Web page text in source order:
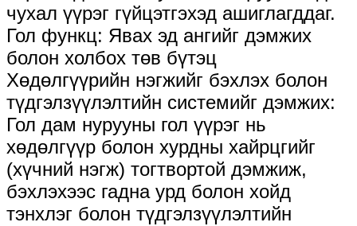
чухал үүрэг гүйцэтгэхэд ашиглагддаг.
Гол функц: Явах эд ангийг дэмжих
болон холбох төв бүтэц
Хөдөлгүүрийн нэгжийг бэхлэх болон
түдгэлзүүлэлтийн системийг дэмжих:
Гол дам нурууны гол үүрэг нь
хөдөлгүүр болон хурдны хайрцгийг
(хүчний нэгж) тогтвортой дэмжиж,
бэхлэхээс гадна урд болон хойд
тэнхлэг болон түдгэлзүүлэлтийн